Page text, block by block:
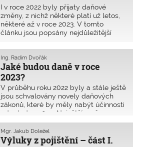
I v roce 2022 byly přijaty daňové
změny, z nichž některé platí už letos,
některé až v roce 2023. V tomto
článku jsou popsány nejdůležitější
daňových zákonů, ale i jiných
povinností souvisejících s daněmi.
Jaké budou daně v roce
2023?
Ing. Radim Dvořák
V průběhu roku 2022 byly a stále ještě
jsou schvalovány novely daňových
zákonů, které by měly nabýt účinnosti
od 1. ledna 2023. Největší změna
bohužel k dnešnímu dni (polovina
listopadu) stále není schválena.
Výluky z pojištění – část I.
Mgr. Jakub Doležel